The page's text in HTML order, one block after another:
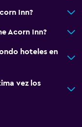
aplicar cargos
Inn?
Acorn Inn?
hoteles en
vez los